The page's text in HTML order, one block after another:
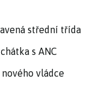
střední třída
s ANC
vládce